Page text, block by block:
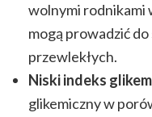
wolnymi rodnikami
mogą prowadzić
przewlekłych.
Niski indeks
glikemiczny w